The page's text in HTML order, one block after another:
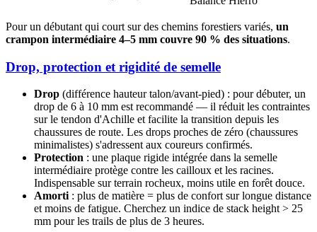
Pour un débutant qui court sur des chemins forestiers variés, un
crampon intermédiaire 4–5 mm couvre 90 % des situations.
Drop, protection et rigidité de semelle
Drop (différence hauteur talon/avant-pied) : pour débuter, un
drop de 6 à 10 mm est recommandé — il réduit les contraintes
sur le tendon d'Achille et facilite la transition depuis les
chaussures de route. Les drops proches de zéro (chaussures
minimalistes) s'adressent aux coureurs confirmés.
Protection : une plaque rigide intégrée dans la semelle
intermédiaire protège contre les cailloux et les racines.
Indispensable sur terrain rocheux, moins utile en forêt douce.
Amorti : plus de matière = plus de confort sur longue distance
et moins de fatigue. Cherchez un indice de stack height > 25
mm pour les trails de plus de 3 heures.